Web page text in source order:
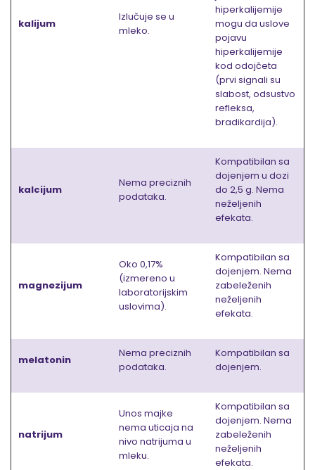
kalijum
Izlučuje se u
mleko.
hiperkalijemije
mogu da uslove
pojavu
hiperkalijemije
kod odojčeta
(prvi signali su
slabost, odsustvo
refleksa,
bradikardija).
kalcijum
Nema preciznih
podataka.
Kompatibilan sa
dojenjem u dozi
do 2,5 g. Nema
neželjenih
efekata.
magnezijum
Oko 0,17%
(izmereno u
laboratorijskim
uslovima).
Kompatibilan sa
dojenjem. Nema
zabeleženih
neželjenih
efekata.
melatonin
Nema preciznih
podataka.
Kompatibilan sa
dojenjem.
natrijum
Unos majke
nema uticaja na
nivo natrijuma u
mleku.
Kompatibilan sa
dojenjem. Nema
zabeleženih
neželjenih
efekata.